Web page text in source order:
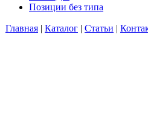
Позиции без типа
Главная | Каталог | Статьи |